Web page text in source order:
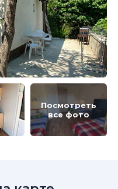
Посмотреть
все фото